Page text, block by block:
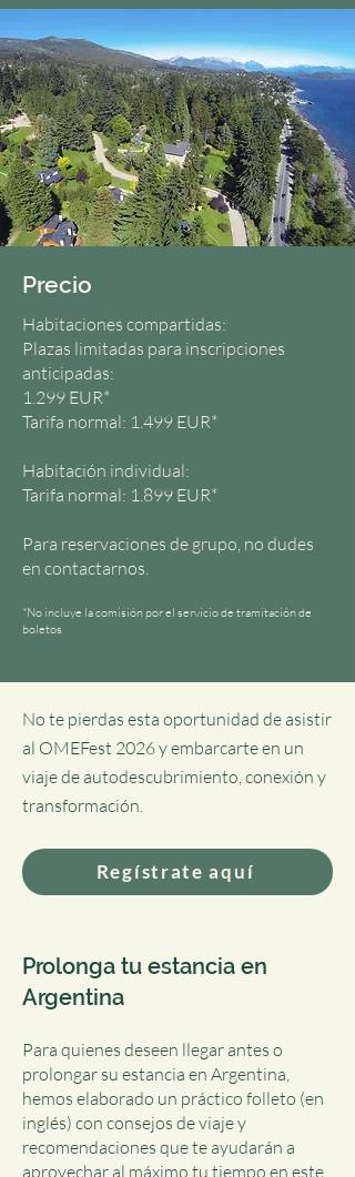
Precio
Habitaciones compartidas:
Plazas limitadas para inscripciones
anticipadas:
1.299 EUR*
Tarifa normal: 1.499 EUR*
Habitación individual:
Tarifa normal: 1.899 EUR*
Para reservaciones de grupo, no dudes
en contactarnos.
*No incluye la comisión por el servicio de tramitación de
boletos
No te pierdas esta oportunidad de asistir
al OMEFest 2026 y embarcarte en un
viaje de autodescubrimiento, conexión y
transformación.
Regístrate aquí
Prolonga tu estancia en
Argentina
Para quienes deseen llegar antes o
prolongar su estancia en Argentina,
hemos elaborado un práctico folleto (en
inglés) con consejos de viaje y
recomendaciones que te ayudarán a
aprovechar al máximo tu tiempo en este